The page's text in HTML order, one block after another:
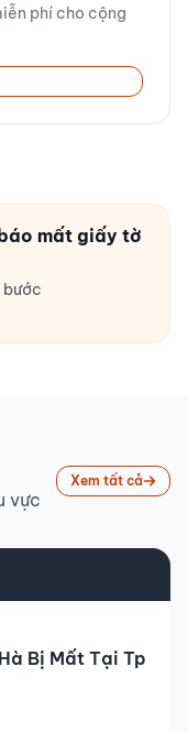
phí cho cộng
mất giấy tờ
vực
Xem tất cả
Bị Mất Tại Tp